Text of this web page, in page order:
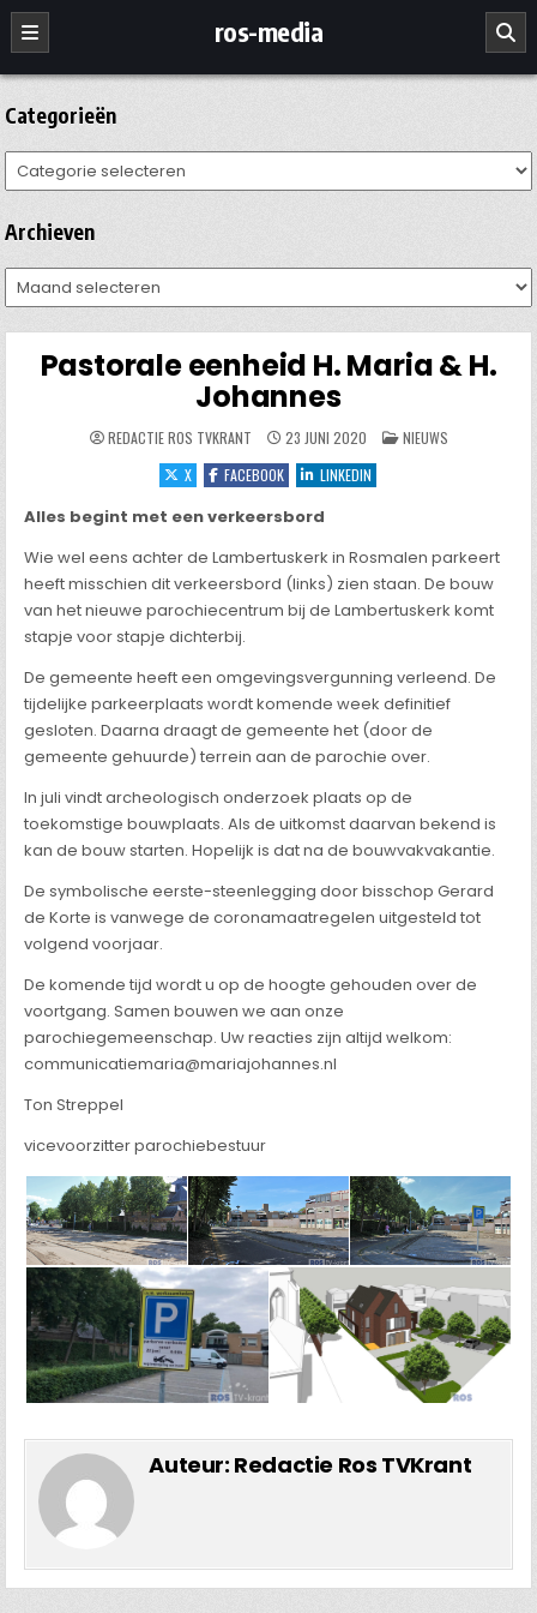
Ga
naar
de
inhoud
ros-media
Categorieën
Categorieën
Archieven
Archieven
Pastorale eenheid H. Maria & H.
Johannes
REDACTIE ROS TVKRANT 23 JUNI 2020 GEPLAATST
IN
NIEUWS
X
FACEBOOK LINKEDIN
Alles begint met een verkeersbord
Wie wel eens achter de Lambertuskerk in Rosmalen parkeert
heeft misschien dit verkeersbord (links) zien staan. De bouw
van het nieuwe parochiecentrum bij de Lambertuskerk komt
stapje voor stapje dichterbij.
De gemeente heeft een omgevingsvergunning verleend. De
tijdelijke parkeerplaats wordt komende week definitief
gesloten. Daarna draagt de gemeente het (door de
gemeente gehuurde) terrein aan de parochie over.
In juli vindt archeologisch onderzoek plaats op de
toekomstige bouwplaats. Als de uitkomst daarvan bekend is
kan de bouw starten. Hopelijk is dat na de bouwvakvakantie.
De symbolische eerste-steenlegging door bisschop Gerard
de Korte is vanwege de coronamaatregelen uitgesteld tot
volgend voorjaar.
De komende tijd wordt u op de hoogte gehouden over de
voortgang. Samen bouwen we aan onze
parochiegemeenschap. Uw reacties zijn altijd welkom:
communicatiemaria@mariajohannes.nl
Ton Streppel
vicevoorzitter parochiebestuur
Auteur: Redactie Ros TVKrant